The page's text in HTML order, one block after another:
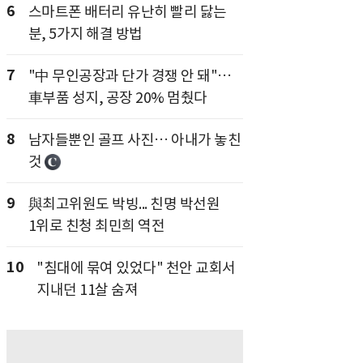
6
스마트폰 배터리 유난히 빨리 닳는
분, 5가지 해결 방법
7
"中 무인공장과 단가 경쟁 안 돼"…
車부품 성지, 공장 20% 멈췄다
8
남자들뿐인 골프 사진… 아내가 놓친
것
9
與최고위원도 박빙... 친명 박선원
1위로 친청 최민희 역전
10
"침대에 묶여 있었다" 천안 교회서
지내던 11살 숨져